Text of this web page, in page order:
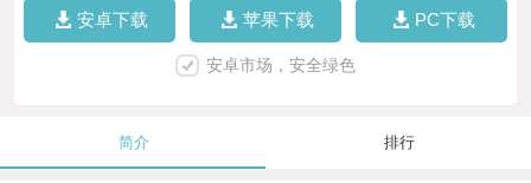
安卓下载 苹果下载 PC下载
安卓市场，安全绿色
简介 排行